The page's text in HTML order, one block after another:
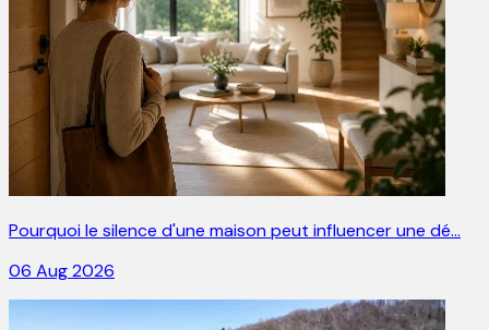
Pourquoi le silence d'une maison peut influencer une dé…
06 Aug 2026